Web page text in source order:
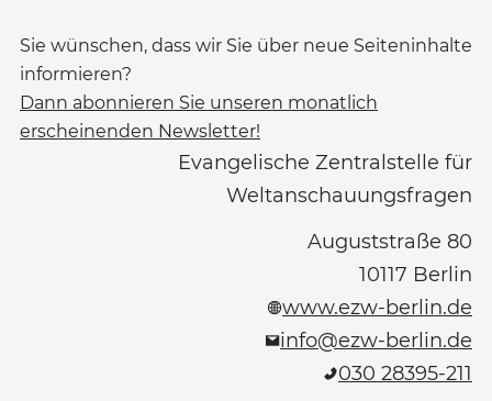
Sie wünschen, dass wir Sie über neue Seiteninhalte
informieren?
Dann abonnieren Sie unseren monatlich
erscheinenden Newsletter!
Evangelische Zentralstelle für
Weltanschauungsfragen
Auguststraße 80
10117 Berlin
www.ezw-berlin.de
info@ezw-berlin.de
030 28395-211